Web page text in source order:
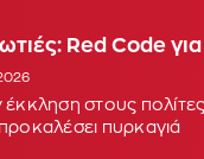
Red Code
στους πολίτες
πυρκαγιά